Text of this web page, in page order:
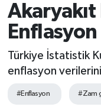
Akaryakıt
Türkiye İstatistik
enflasyon
#Enflasyon #Zam
Kocaeli
Kocaeli Trafik
Süper Lig
Tüm